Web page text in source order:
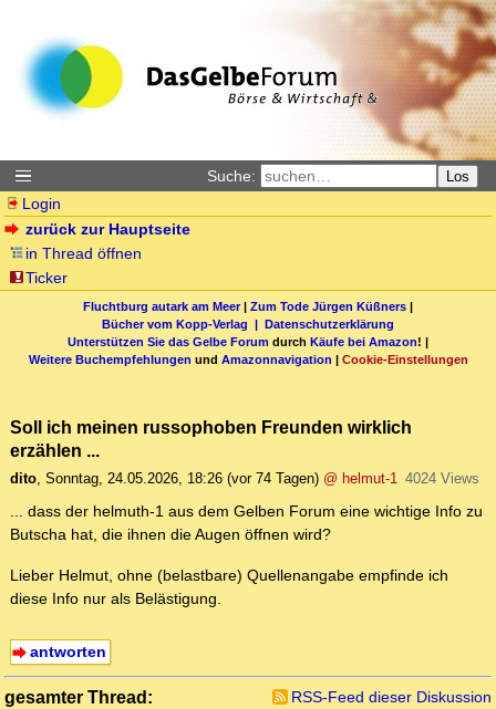
Suche: Los
Login
zurück zur Hauptseite
in Thread öffnen
Ticker
Fluchtburg autark am Meer| Zum Tode Jürgen Küßners |
Bücher vom Kopp-Verlag | Datenschutzerklärung
Unterstützen Sie das Gelbe Forum durch Käufe bei Amazon! |
Weitere Buchempfehlungen und Amazonnavigation | Cookie-Einstellungen
Soll ich meinen russophoben Freunden wirklich
erzählen ...
dito, Sonntag, 24.05.2026, 18:26 (vor 74 Tagen) @ helmut-1 4024 Views
... dass der helmuth-1 aus dem Gelben Forum eine wichtige Info zu
Butscha hat, die ihnen die Augen öffnen wird?
Lieber Helmut, ohne (belastbare) Quellenangabe empfinde ich
diese Info nur als Belästigung.
antworten
gesamter Thread:
RSS-Feed dieser Diskussion